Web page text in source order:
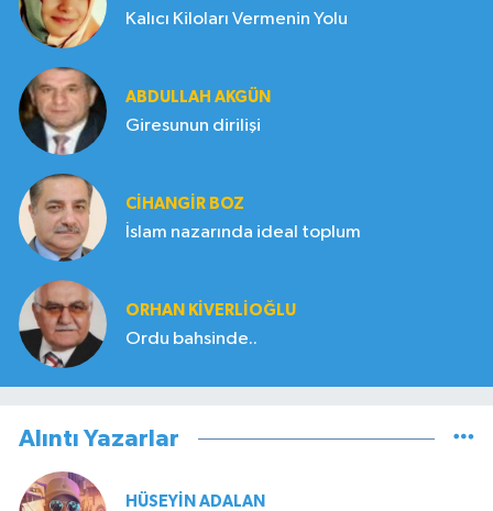
Kalıcı Kiloları Vermenin Yolu
ABDULLAH AKGÜN
Giresunun dirilişi
CIHANGIR BOZ
İslam nazarında ideal toplum
ORHAN KIVERLIOĞLU
Ordu bahsinde..
Alıntı Yazarlar
HÜSEYIN ADALAN